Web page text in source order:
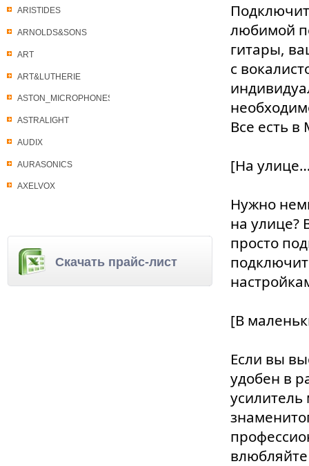
ARISTIDES
ARNOLDS&SONS
ART
ART&LUTHERIE
ASTON_MICROPHONES
ASTRALIGHT
AUDIX
AURASONICS
AXELVOX
Скачать прайс-лист
любимой
гитары,
с
Все есть в
[На
Нужно
на улице?
просто
[В
Если вы
удобен в
усилитель